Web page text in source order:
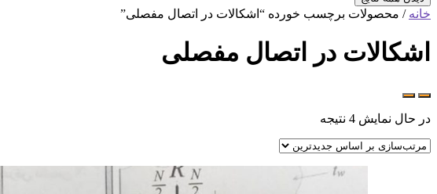
خانه / محصولات برچسب خورده “اشکالات در اتصال مفصلی”
اشکالات در اتصال مفصلی
در حال نمایش 4 نتیجه